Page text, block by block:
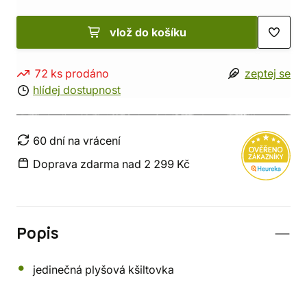
vlož do košíku
72 ks prodáno
hlídej dostupnost
zeptej se
60 dní na vrácení
Doprava zdarma nad 2 299 Kč
Popis
jedinečná plyšová kšiltovka